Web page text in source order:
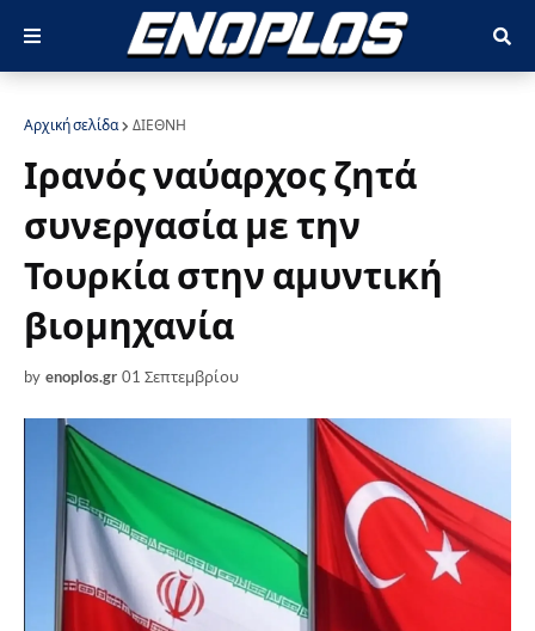
Αρχική σελίδα ΔΙΕΘΝΗ
Ιρανός ναύαρχος ζητά
συνεργασία με την
Τουρκία στην αμυντική
βιομηχανία
by enoplos.gr 01 Σεπτεμβρίου